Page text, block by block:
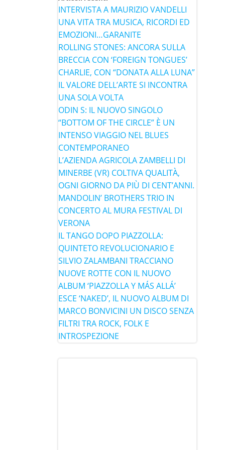
INTERVISTA A MAURIZIO VANDELLI
UNA VITA TRA MUSICA, RICORDI ED
EMOZIONI…GARANITE
ROLLING STONES: ANCORA SULLA
BRECCIA CON ‘FOREIGN TONGUES’
CHARLIE, CON “DONATA ALLA LUNA”
IL VALORE DELL’ARTE SI INCONTRA
UNA SOLA VOLTA
ODIN S: IL NUOVO SINGOLO
“BOTTOM OF THE CIRCLE” È UN
INTENSO VIAGGIO NEL BLUES
CONTEMPORANEO
L’AZIENDA AGRICOLA ZAMBELLI DI
MINERBE (VR) COLTIVA QUALITÀ,
OGNI GIORNO DA PIÙ DI CENT’ANNI.
MANDOLIN’ BROTHERS TRIO IN
CONCERTO AL MURA FESTIVAL DI
VERONA
IL TANGO DOPO PIAZZOLLA:
QUINTETO REVOLUCIONARIO E
SILVIO ZALAMBANI TRACCIANO
NUOVE ROTTE CON IL NUOVO
ALBUM ‘PIAZZOLLA Y MÁS ALLÁ’
ESCE ‘NAKED’, IL NUOVO ALBUM DI
MARCO BONVICINI UN DISCO SENZA
FILTRI TRA ROCK, FOLK E
INTROSPEZIONE